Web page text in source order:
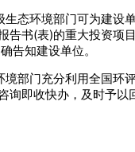
态环境部门可为建
书(表)的重大投资
告知建设单位。
部门充分利用全国
即收快办，及时予